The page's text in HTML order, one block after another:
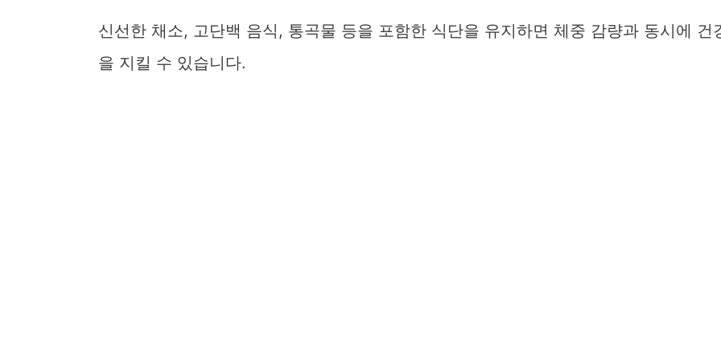
신선한 채소, 고단백 음식, 통곡물 등을 포함한 식단을 유지하면 체중 감량과 동시에 건
을 지킬 수 있습니다.